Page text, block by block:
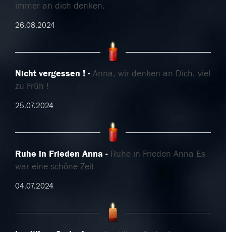
immer an dich denken.
26.08.2024
Nicht vergessen !
Anna, wir denken an Dich, viel
zu Früh !
25.07.2024
Ruhe in Frieden Anna
Ruhe in Frieden Anna Es
war eine schöne Zeit
04.07.2024